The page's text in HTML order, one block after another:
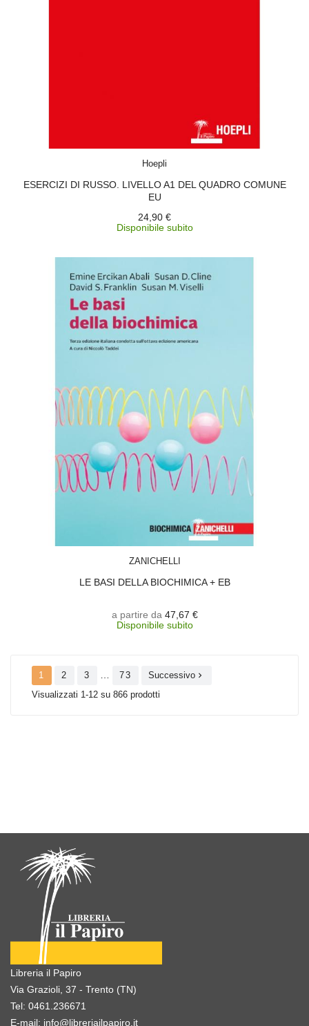
Hoepli
ESERCIZI DI RUSSO. LIVELLO A1 DEL QUADRO COMUNE
EU
24,90 €
Disponibile subito
ZANICHELLI
LE BASI DELLA BIOCHIMICA + EB
a partire da 47,67 €
Disponibile subito
1 2 3 73 Successivo 
Visualizzati 1-12 su 866 prodotti
Libreria il Papiro
Via Grazioli, 37 - Trento (TN)
Tel: 0461.236671
E-mail: info@libreriailpapiro.it